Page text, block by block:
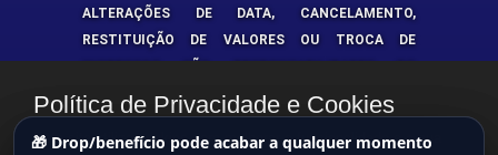
Política de Privacidade e Cookies
Este site utiliza cookies para melhorar a funcionalidade e a sua
ALTERAÇÕES DE DATA, CANCELAMENTO,
RESTITUIÇÃO DE VALORES OU TROCA DE
PROMOTOR DO EVENTO.
🎁 Drop/benefício pode acabar a qualquer momento
🎁 Drop/benefício pode acabar a qualquer momento